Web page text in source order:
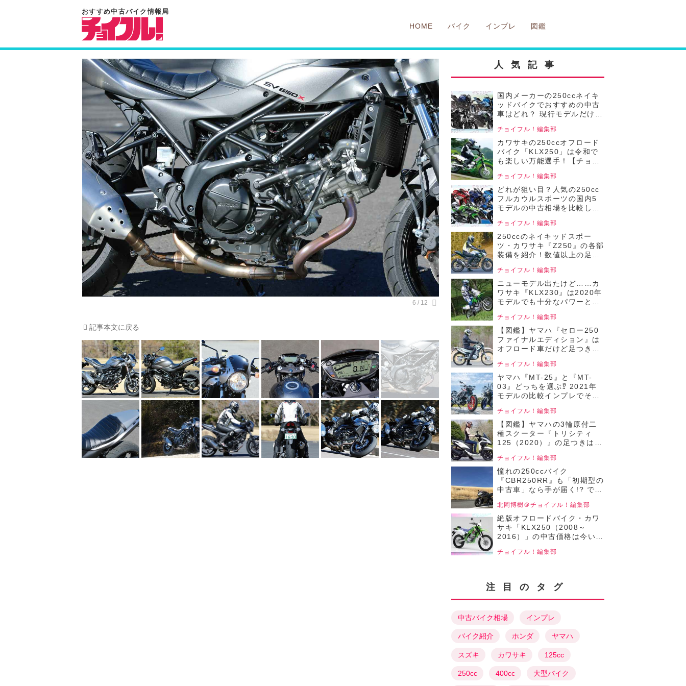
HOME バイク インプレ 図鑑
記事本文に戻る
人気記事
国内メーカーの250ccネイキ
ッドバイクでおすすめの中古
車はどれ？ 現行モデルだけど
価格をまとめて比較！【チョ
イフル！人気中古バイクの相
場比較／250ccネイキッドバ
イク編／2025年4月版 前編】
チョイフル！編集部
カワサキの250ccオフロード
バイク「KLX250」は令和で
も楽しい万能選手！【チョイ
書／Kawasaki
KLX250（2008～2016）】
チョイフル！編集部
どれが狙い目？人気の250cc
フルカウルスポーツの国内5
モデルの中古相場を比較して
古バイクの相場比較 250ccフ
ルカウルバイク編／2025年2
月版】
チョイフル！編集部
250ccのネイキッドスポー
ツ・カワサキ『Z250』の各部
装備を紹介！数値以上の足つ
中古バイク選びの参考書／
KAWASAKI Z250（2019）】
チョイフル！編集部
ニューモデル出たけど……カ
ワサキ『KLX230』は2020年
モデルでも十分なパワーと足
で本格的なオフロード走行が
楽しめる！【チョイフル！中
古バイク選びの参考書／
KAWASAKI KLX230】
チョイフル！編集部
【図鑑】ヤマハ『セロー250
ファイナルエディション』は
オフロード車だけど足つき性
する成熟した各部装備も魅
力！【チョイフル！中古バイ
ク選びの参考書／YAMAHA
SERROW Final
チョイフル！編集部
ヤマハ『MT-25』と『MT-
03』どっちを選ぶ⁉ 2021年
モデルの比較インプレでそれ
【チョイフル！中古バイク選
びの参考書／YAMAHA MT-
25 ABS / MT-03
ABS（2021）】
チョイフル！編集部
【図鑑】ヤマハの3輪原付二
種スクーター『トリシティ
125（2020）』の足つきは？
【チョイフル！中古バイク選
びの参考書／YAMAHA
TRICITY125（2020）】
チョイフル！編集部
憧れの250ccバイク
『CBR250RR』も「初期型の
中古車」なら手が届く!? でも
うなんだ？ 【チョイフル！中
古バイク選びの参考書 ／
HONDA
CBR250RR（2018）前編 】
北岡博樹＠チョイフル！編集部
絶版オフロードバイク・カワ
サキ「KLX250（2008～
2016）」の中古価格は今いく
ごろな価格で狙えるか
／22025年8月版】
チョイフル！編集部
注目のタグ
中古バイク相場 インプレ
バイク紹介 ホンダ ヤマハ
スズキ カワサキ 125cc
250cc 400cc 大型バイク